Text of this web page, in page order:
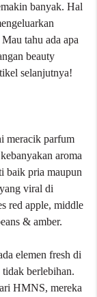
banyak. Hal
tahu ada apa
beauty
selanjutnya!
meracik parfum
aroma
baik pria maupun
viral di
red apple, middle
& amber.
elemen fresh di
berlebihan.
HMNS, mereka